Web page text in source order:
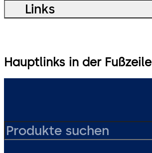
Links
Hauptlinks in der Fußzeile